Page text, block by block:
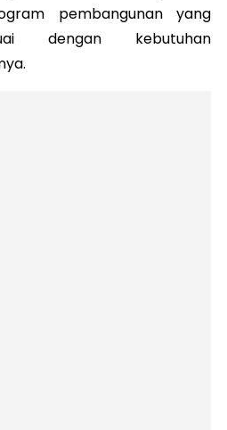
pembangunan yang
dengan kebutuhan